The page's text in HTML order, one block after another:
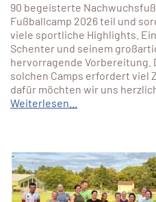
90 begeisterte
Fußballcamp 2026 teil und
viele sportliche Highlights.
Schenter und seinem
hervorragende Vorbereitung.
solchen Camps erfordert viel
dafür möchten wir uns
Weiterlesen...